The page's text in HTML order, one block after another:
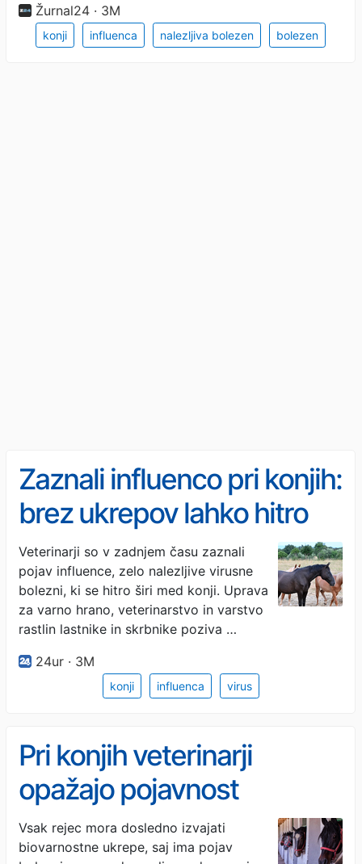
Žurnal24 · 3M
konji influenca nalezljiva bolezen bolezen
Zaznali influenco pri konjih:
brez ukrepov lahko hitro
uide nadzoru
Veterinarji so v zadnjem času zaznali
pojav influence, zelo nalezljive virusne
bolezni, ki se hitro širi med konji. Uprava
za varno hrano, veterinarstvo in varstvo
rastlin lastnike in skrbnike poziva …
24ur · 3M
konji influenca virus
Pri konjih veterinarji
opažajo pojavnost
influence
Vsak rejec mora dosledno izvajati
biovarnostne ukrepe, saj ima pojav